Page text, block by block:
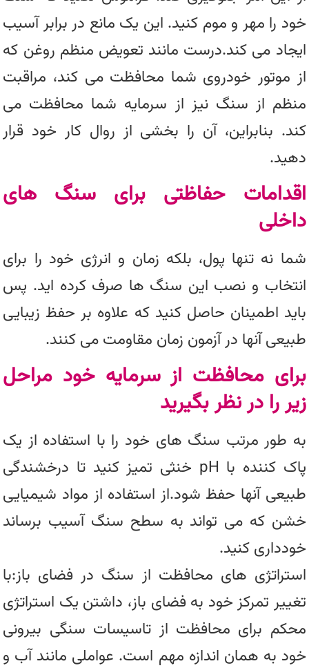
خود را مهر و موم کنید. این یک مانع در برابر آسیب
ایجاد می کند.درست مانند تعویض منظم روغن که
از موتور خودروی شما محافظت می کند، مراقبت
منظم از سنگ نیز از سرمایه شما محافظت می
کند. بنابراین، آن را بخشی از روال کار خود قرار
دهید.
اقدامات حفاظتی برای سنگ های
داخلی
شما نه تنها پول، بلکه زمان و انرژی خود را برای
انتخاب و نصب این سنگ ها صرف کرده اید. پس
باید اطمینان حاصل کنید که علاوه بر حفظ زیبایی
طبیعی آنها در آزمون زمان مقاومت می کنند.
برای محافظت از سرمایه خود مراحل
زیر را در نظر بگیرید
به طور مرتب سنگ های خود را با استفاده از یک
پاک کننده با pH خنثی تمیز کنید تا درخشندگی
طبیعی آنها حفظ شود.از استفاده از مواد شیمیایی
خشن که می تواند به سطح سنگ آسیب برساند
خودداری کنید.
استراتژی های محافظت از سنگ در فضای باز:با
تغییر تمرکز خود به فضای باز، داشتن یک استراتژی
محکم برای محافظت از تاسیسات سنگی بیرونی
خود به همان اندازه مهم است. عواملی مانند آب و